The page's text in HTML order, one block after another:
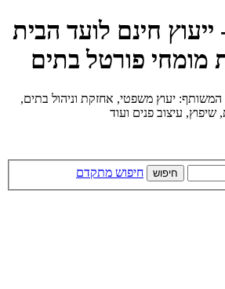
חינם לועד הבית
מומחי פורטל בתים
המשותף: יעוץ משפטי, אחזקת וניהול בתים,
שיפוץ, עיצוב פנים ועוד
חיפוש חיפוש מתקדם